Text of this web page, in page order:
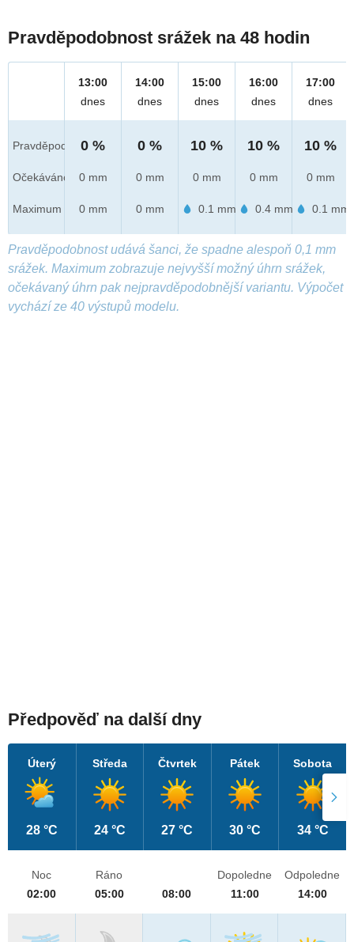
Pravděpodobnost srážek na 48 hodin
Pravděpod.
Očekáváno
Maximum
13:00
dnes
0 %
0 mm
0 mm
14:00
dnes
0 %
0 mm
0 mm
15:00
dnes
10 %
0 mm
0.1 mm
16:00
dnes
10 %
0 mm
0.4 mm
17:00
dnes
10 %
0 mm
0.1 mm
Pravděpodobnost udává šanci, že spadne alespoň 0,1 mm
srážek. Maximum zobrazuje nejvyšší možný úhrn srážek,
očekávaný úhrn pak nejpravděpodobnější variantu. Výpočet
vychází ze 40 výstupů modelu.
Předpověď na další dny
Úterý
28 °C
Středa
24 °C
Čtvrtek
27 °C
Pátek
30 °C
Sobota
34 °C
Noc
02:00
Ráno
05:00
08:00
Dopoledne
11:00
Odpoledne
14:00